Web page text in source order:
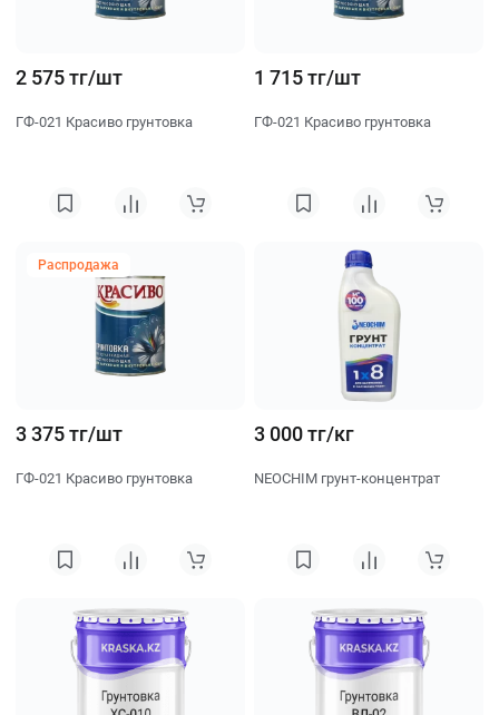
2 575 тг/шт
ГФ-021 Красиво грунтовка
1 715 тг/шт
ГФ-021 Красиво грунтовка
Распродажа
3 375 тг/шт
ГФ-021 Красиво грунтовка
3 000 тг/кг
NEOCHIM грунт-концентрат